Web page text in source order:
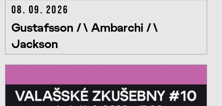
08. 09. 2026
Gustafsson /\ Ambarchi /\
Jackson